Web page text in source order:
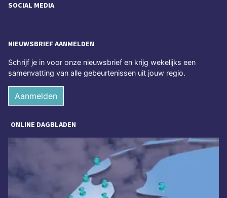
SOCIAL MEDIA
NIEUWSBRIEF AANMELDEN
Schrijf je in voor onze nieuwsbrief en krijg wekelijks een
samenvatting van alle gebeurtenissen uit jouw regio.
Aanmelden
ONLINE DAGBLADEN